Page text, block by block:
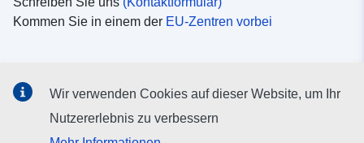
Kommen Sie in einem der EU-Zentren vorbei
Suche nach EUSocial-Media-Kanäle
Wir verwenden Cookies auf dieser Website, um Ihr
Nutzererlebnis zu verbessern